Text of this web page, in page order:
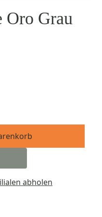
Oro Grau
abholen